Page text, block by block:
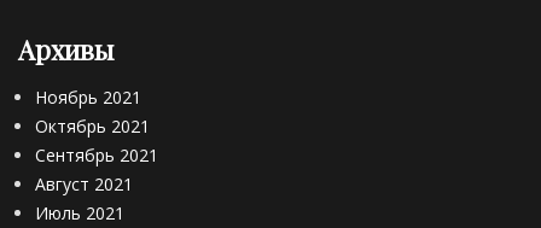
Ж
у
н
и
х
Архивы
Ноябрь 2021
Октябрь 2021
Сентябрь 2021
Август 2021
Июль 2021